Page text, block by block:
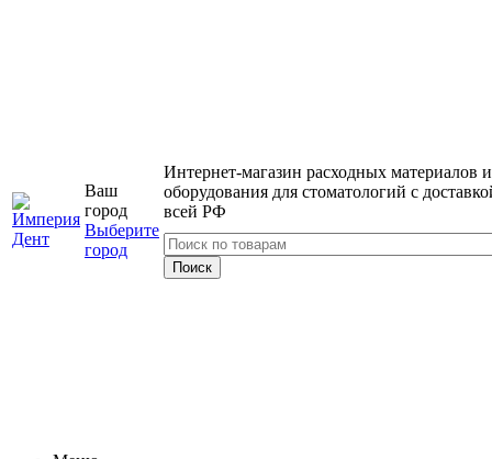
Ваш
город
Выберите
город
Интернет-магазин расходных материалов и
оборудования для стоматологий с
всей РФ